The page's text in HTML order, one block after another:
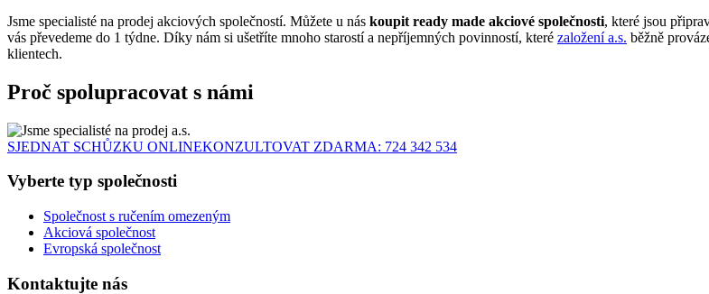
Jsme specialisté na prodej akciových společností. Můžete u nás koupit ready made akciové společnosti, které jsou
vás převedeme do 1 týdne. Díky nám si ušetříte mnoho starostí a nepříjemných povinností, které založení a.s. běžně
klientech.
Proč spolupracovat s námi
SJEDNAT SCHŮZKU ONLINEKONZULTOVAT ZDARMA: 724 342 534
Vyberte typ společnosti
Společnost s ručením omezeným
Akciová společnost
Evropská společnost
Kontaktujte nás